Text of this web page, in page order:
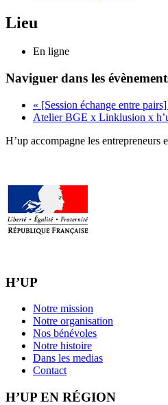
Lieu
En ligne
Naviguer dans les
« [Session échange entre
Atelier BGE x Linklusion x
H’up accompagne​​ les entrepreneurs
H’UP
Notre mission
Notre organisation
Nos bénévoles
Notre histoire
Dans les medias
Contact
H’UP EN RÉGION